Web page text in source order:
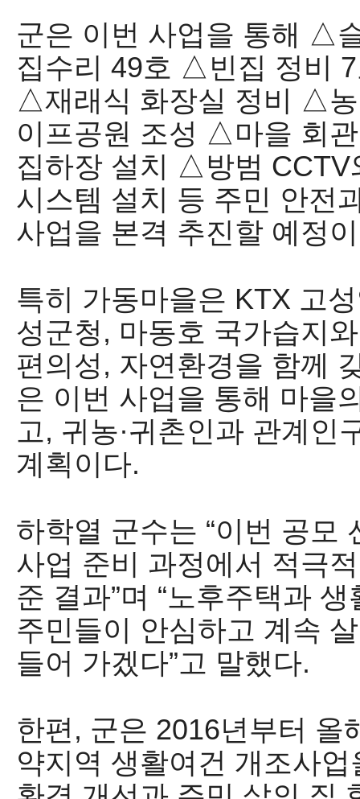
군은 이번 사업을 통해 △
집수리 49호 △ 빈집 정비 7
△재래식 화장실 정비 △
이프공원 조성 △마을 회
집하장 설치 △ 방범 CCTV
시스템 설치 등 주민 안전
사업을 본격 추진할 예정
특히 가동마을은 KTX 고
성군청, 마동호 국가습지
편의성, 자연환경을 함께
은 이번 사업을 통해 마을
고, 귀농·귀촌인과 관계인
계획이다.
하학열 군수는 “이번 공모
사업 준비 과정에서 적극
준 결과”며 “노후주택과
주민들이 안심하고 계속
들어 가겠다”고 말했다.
한편, 군은 2016년부터 올
약지역 생활여건 개조사